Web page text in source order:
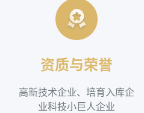
资质与荣誉
高新技术企业、培育入库企
业科技小巨人企业